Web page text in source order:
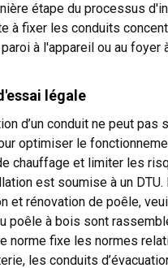
étape du processus
à fixer les conduits
à l'appareil ou au foyer
légale
d’un conduit ne peut pas
optimiser le
chauffage et limiter les
est soumise à un DTU.
et rénovation de poêle,
poêle à bois sont
norme fixe les normes
les conduits